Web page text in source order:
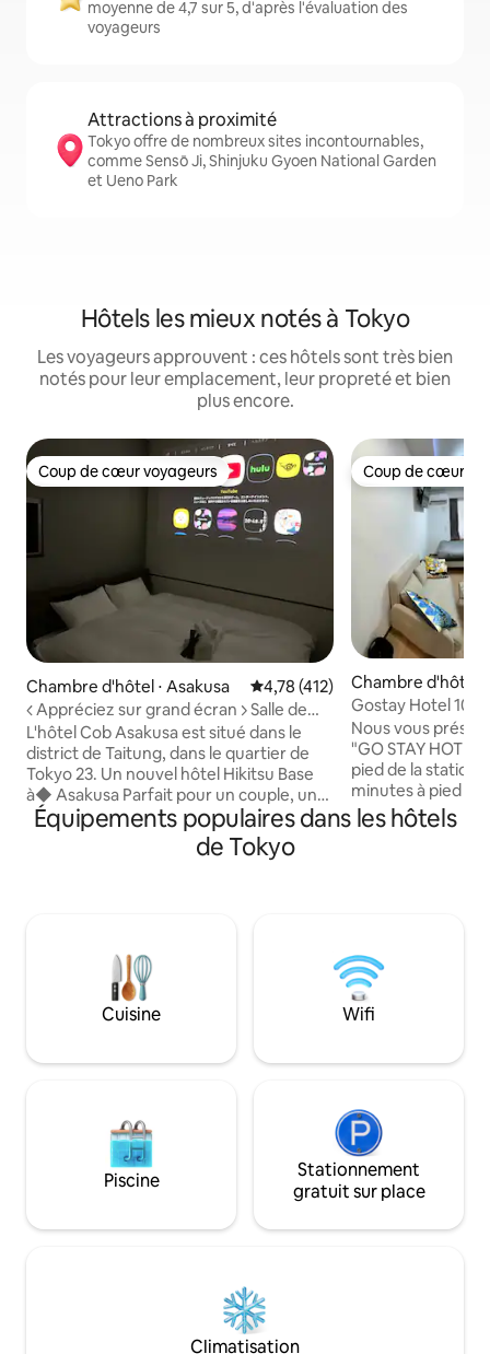
moyenne de 4,7 sur 5, d'après l'évaluation des
voyageurs
Attractions à proximité
Tokyo offre de nombreux sites incontournables,
comme Sensō Ji, Shinjuku Gyoen National Garden
et Ueno Park
Hôtels les mieux notés à Tokyo
Les voyageurs approuvent : ces hôtels sont très bien
notés pour leur emplacement, leur propreté et bien
plus encore.
Coup de cœur voyageurs
Coup de cœur voyageurs
Chambre d'hôtel ⋅ Asakusa Évaluation moyenne sur la
4,78 (412)
<< Appréciez sur grand écran >> Salle de
théâtre pour profiter encore plus de la
visite d'Asakusa ! Lit double (maximum 2
personnes)
L'hôtel Cob Asakusa est situé dans le
district de Taitung, dans le quartier de
Tokyo 23. Un nouvel hôtel Hikitsu Base
à◆ Asakusa Parfait pour un couple, un
groupe d'amis ou un groupe de
femmes♪ Style moderne japonais
élégant Toutes les pièces sont munies
connecter n'importe où dans l'hôtel ainsi
que dans la chambre Vue sur le Skytree
depuis le toit ◆Accès Environ 9 minutes
à pied de la gare d'Asakusa De l'hôtel,
touristiques d'Asakusa tels que « Temple
pouces Lit deux places.x1 Séparation des
toilettes et de la douche ♦Foire aux
réservation pour obtenir un
que⇒ toutes les réservations seront
stationnement ? Veuillez utiliser le
parking du quartier car il ne se trouve
Coup de cœur
Coup de cœur
Chambre d'hôtel
Gostay Hotel
de bain)/Grand
spa/Cuisine/
jours/Netflix/
Nous vous
"GO STAY
pied de la station
minutes à pied de
Juku. Notre hôtel est situé à proximité
de la station de
une connexion
télévision et la
garantir un
chambres et
et des
demande,
immédiat à la
nettoyage,
identiques à
des brosses à
toilette, service
Équipements populaires dans les hôtels
de Tokyo
Cuisine Wifi
Piscine
Stationnement
gratuit sur place
Climatisation